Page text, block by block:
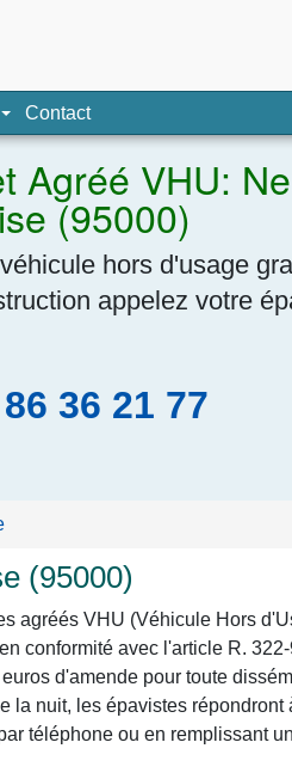
Navigation
Contact
Agréé VHU:
(95000)
hors d'usage
appelez votre
36 21 77
(95000)
agréés VHU (Véhicule Hors
conformité avec l'article R.
d'amende pour toute
la nuit, les épavistes répondront
téléphone ou en remplissant